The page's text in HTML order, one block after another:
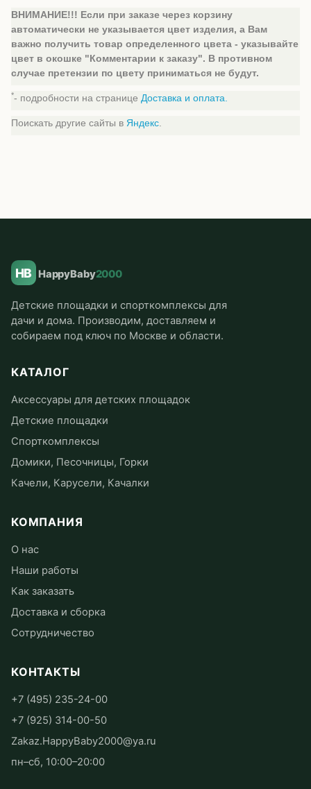
ВНИМАНИЕ!!! Если при заказе через корзину
автоматически не указывается цвет изделия, а Вам
важно получить товар определенного цвета - указывайте
цвет в окошке "Комментарии к заказу". В противном
случае претензии по цвету приниматься не будут.
*- подробности на странице Доставка и оплата.
Поискать другие сайты в Яндекс.
HB HappyBaby2000
Детские площадки и спорткомплексы для
дачи и дома. Производим, доставляем и
собираем под ключ по Москве и области.
КАТАЛОГ
Аксессуары для детских площадок
Детские площадки
Спорткомплексы
Домики, Песочницы, Горки
Качели, Карусели, Качалки
КОМПАНИЯ
О нас
Наши работы
Как заказать
Доставка и сборка
Сотрудничество
КОНТАКТЫ
+7 (495) 235-24-00
+7 (925) 314-00-50
Zakaz.HappyBaby2000@ya.ru
пн–сб, 10:00–20:00